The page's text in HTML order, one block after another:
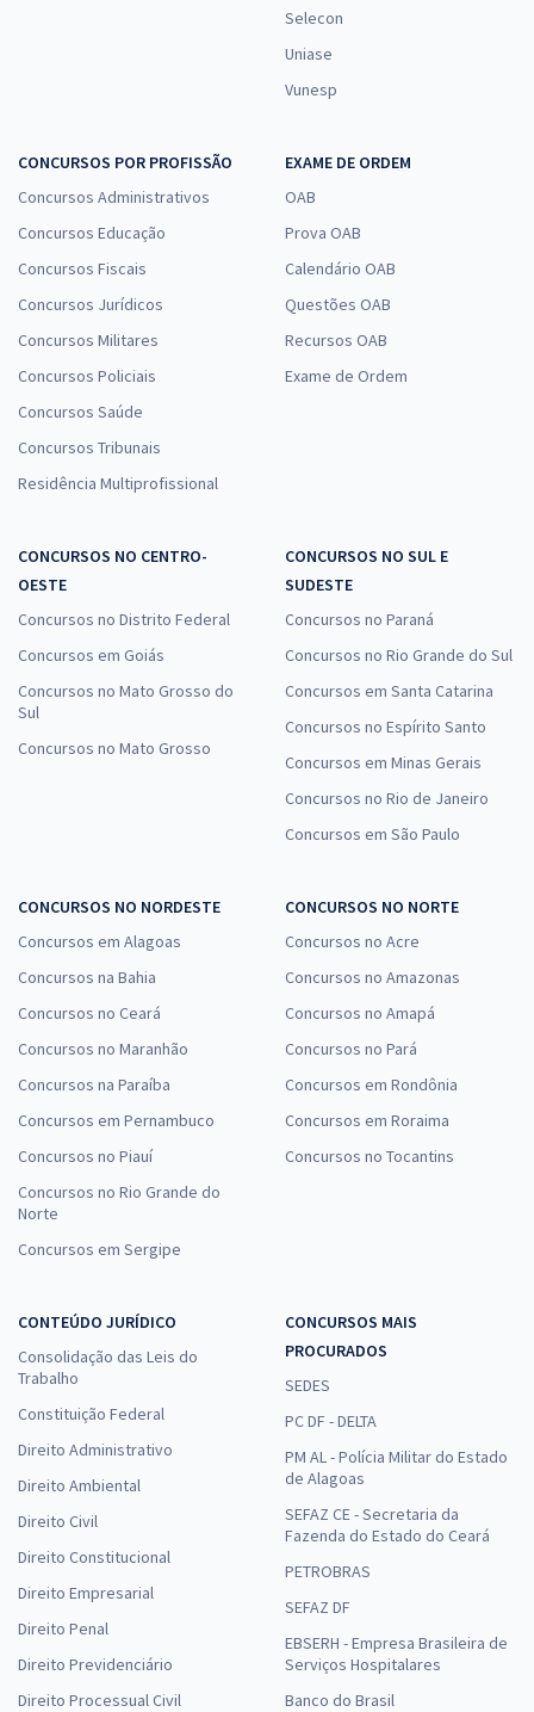
Selecon
Uniase
Vunesp
CONCURSOS POR PROFISSÃO
Concursos Administrativos
Concursos Educação
Concursos Fiscais
Concursos Jurídicos
Concursos Militares
Concursos Policiais
Concursos Saúde
Concursos Tribunais
Residência Multiprofissional
EXAME DE ORDEM
OAB
Prova OAB
Calendário OAB
Questões OAB
Recursos OAB
Exame de Ordem
CONCURSOS NO CENTRO-
OESTE
Concursos no Distrito Federal
Concursos em Goiás
Concursos no Mato Grosso do
Sul
Concursos no Mato Grosso
CONCURSOS NO SUL E
SUDESTE
Concursos no Paraná
Concursos no Rio Grande do Sul
Concursos em Santa Catarina
Concursos no Espírito Santo
Concursos em Minas Gerais
Concursos no Rio de Janeiro
Concursos em São Paulo
CONCURSOS NO NORDESTE
Concursos em Alagoas
Concursos na Bahia
Concursos no Ceará
Concursos no Maranhão
Concursos na Paraíba
Concursos em Pernambuco
Concursos no Piauí
Concursos no Rio Grande do
Norte
Concursos em Sergipe
CONCURSOS NO NORTE
Concursos no Acre
Concursos no Amazonas
Concursos no Amapá
Concursos no Pará
Concursos em Rondônia
Concursos em Roraima
Concursos no Tocantins
CONTEÚDO JURÍDICO
Consolidação das Leis do
Trabalho
Constituição Federal
Direito Administrativo
Direito Ambiental
Direito Civil
Direito Constitucional
Direito Empresarial
Direito Penal
Direito Previdenciário
Direito Processual Civil
CONCURSOS MAIS
PROCURADOS
SEDES
PC DF - DELTA
PM AL - Polícia Militar do Estado
de Alagoas
SEFAZ CE - Secretaria da
Fazenda do Estado do Ceará
PETROBRAS
SEFAZ DF
EBSERH - Empresa Brasileira de
Serviços Hospitalares
Banco do Brasil